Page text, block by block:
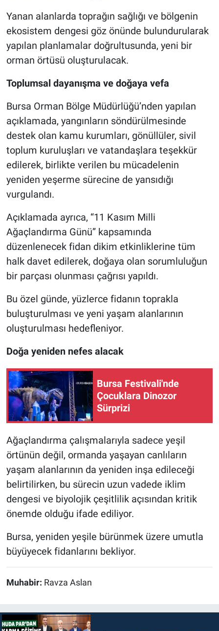
Yanan alanlarda toprağın sağlığı ve bölgenin
ekosistem dengesi göz önünde bulundurularak
yapılan planlamalar doğrultusunda, yeni bir
orman örtüsü oluşturulacak.
Toplumsal dayanışma ve doğaya vefa
Bursa Orman Bölge Müdürlüğü’nden yapılan
açıklamada, yangınların söndürülmesinde
destek olan kamu kurumları, gönüllüler, sivil
toplum kuruluşları ve vatandaşlara teşekkür
edilerek, birlikte verilen bu mücadelenin
yeniden yeşerme sürecine de yansıdığı
vurgulandı.
Açıklamada ayrıca, “11 Kasım Milli
Ağaçlandırma Günü” kapsamında
düzenlenecek fidan dikim etkinliklerine tüm
halk davet edilerek, doğaya olan sorumluluğun
bir parçası olunması çağrısı yapıldı.
Bu özel günde, yüzlerce fidanın toprakla
buluşturulması ve yeni yaşam alanlarının
oluşturulması hedefleniyor.
Doğa yeniden nefes alacak
Bursa Festivali'nde
Çocuklara Dinozor
Sürprizi
Ağaçlandırma çalışmalarıyla sadece yeşil
örtünün değil, ormanda yaşayan canlıların
yaşam alanlarının da yeniden inşa edileceği
belirtilirken, bu sürecin uzun vadede iklim
dengesi ve biyolojik çeşitlilik açısından kritik
önemde olduğu ifade ediliyor.
Bursa, yeniden yeşile bürünmek üzere umutla
büyüyecek fidanlarını bekliyor.
Muhabir: Ravza Aslan